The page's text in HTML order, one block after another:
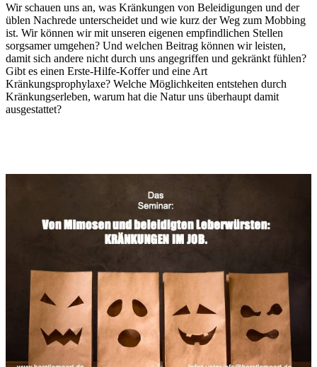
Wir schauen uns an, was Kränkungen von Beleidigungen und der
üblen Nachrede unterscheidet und wie kurz der Weg zum Mobbing
ist. Wir können wir mit unseren eigenen empfindlichen Stellen
sorgsamer umgehen? Und welchen Beitrag können wir leisten,
damit sich andere nicht durch uns angegriffen und gekränkt fühlen?
Gibt es einen Erste-Hilfe-Koffer und eine Art
Kränkungsprophylaxe? Welche Möglichkeiten entstehen durch
Kränkungserleben, warum hat die Natur uns überhaupt damit
ausgestattet?